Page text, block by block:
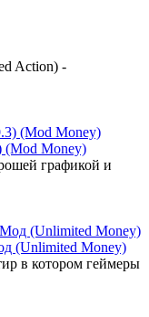
Action) -
(Mod Money)
графикой и
(Unlimited Money)
в котором геймеры